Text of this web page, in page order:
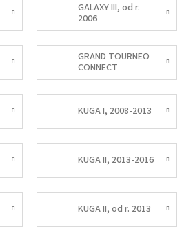
GALAXY III, od r.
2006
GRAND TOURNEO
CONNECT
KUGA I, 2008-2013
KUGA II, 2013-2016
KUGA II, od r. 2013